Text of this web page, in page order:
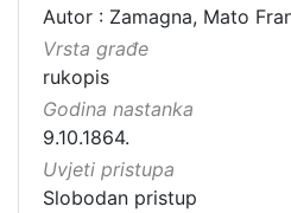
Autor : Zamagna, Mato
Vrsta građe
rukopis
Godina nastanka
9.10.1864.
Uvjeti pristupa
Slobodan pristup